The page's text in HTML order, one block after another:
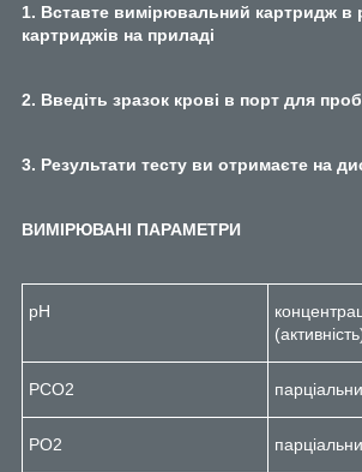
1. Вставте вимірювальний картридж в
картриджів на приладі
2. Введіть зразок крові в порт для
3. Результати тесту ви отримаєте на
ВИМІРЮВАНІ ПАРАМЕТРИ
pH
PCO2
PO2